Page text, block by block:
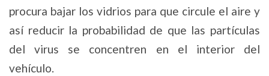
procura bajar los vidrios para que circule el aire y
así reducir la probabilidad de que las partículas
del virus se concentren en el interior del
vehículo.